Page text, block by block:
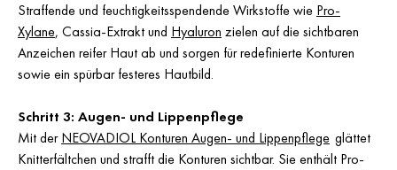
Straffende und feuchtigkeitsspendende Wirkstoffe wie Pro-
Xylane, Cassia-Extrakt und Hyaluron zielen auf die sichtbaren
Anzeichen reifer Haut ab und sorgen für redefinierte Konturen
sowie ein spürbar festeres Hautbild.
Schritt 3: Augen- und Lippenpflege
Mit derNEOVADIOL Konturen Augen- und Lippenpflege glättet
Knitterfältchen und strafft die Konturen sichtbar. Sie enthält Pro-